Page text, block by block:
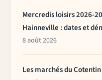
Mercredis loisirs 2026-
Hainneville : dates et
8 août 2026
Les marchés du